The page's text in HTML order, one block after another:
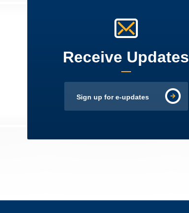
Receive Updates
Sign up for e-updates